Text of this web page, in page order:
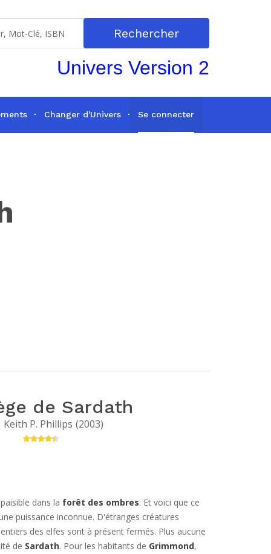
Rechercher
Univers Version 2
Changer d'Univers Se connecter
de Sardath
Keith P. Phillips (2003)
dans la forêt des ombres. Et voici que ce
puissance inconnue. D'étranges créatures
des elfes sont à présent fermés. Plus aucune
de Sardath. Pour les habitants de Grimmond,